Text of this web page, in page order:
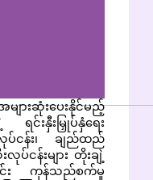
းဆုံးပေးနိုင်မည့်
င်းနှီးမြှုပ်နှံရေး
ငန်း၊ ချည်ထည်
ငန်းများ တိုးချဲ့
ာင်း ကုန်သည်စက်မှု